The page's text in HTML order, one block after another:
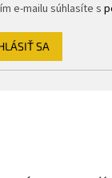
e-mailu súhlasíte s
SA